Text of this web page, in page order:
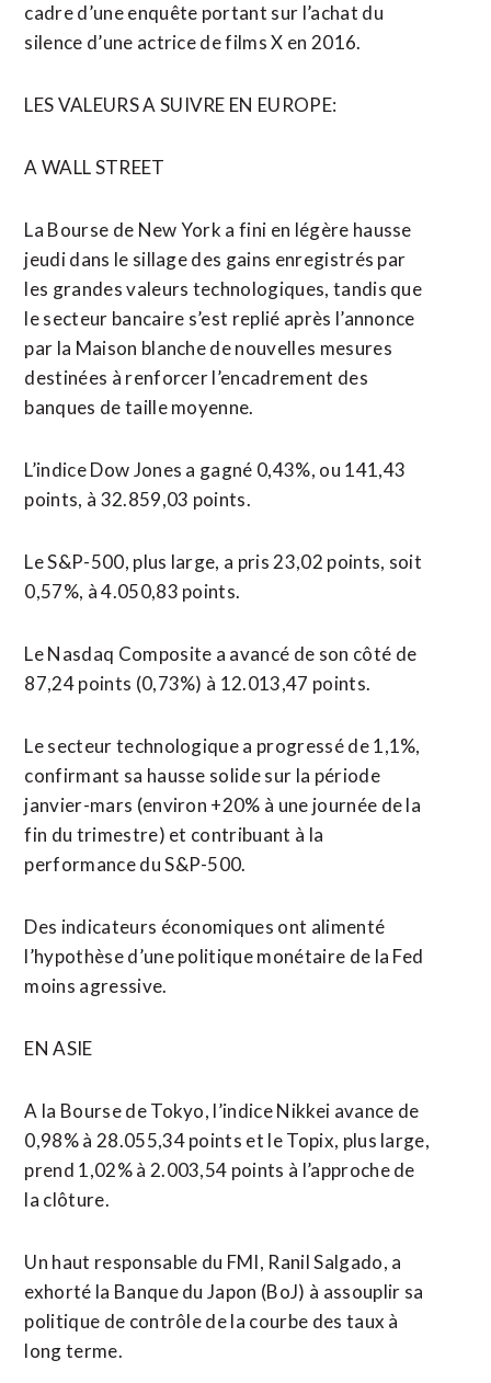
cadre d’une enquête portant sur l’achat du
silence d’une actrice de films X en 2016.
LES VALEURS A SUIVRE EN EUROPE:
A WALL STREET
La Bourse de New York a fini en légère hausse
jeudi dans le sillage des gains enregistrés par
les grandes valeurs technologiques, tandis que
le secteur bancaire s’est replié après l’annonce
par la Maison blanche de nouvelles mesures
destinées à renforcer l’encadrement des
banques de taille moyenne.
L’indice Dow Jones a gagné 0,43%, ou 141,43
points, à 32.859,03 points.
Le S&P-500, plus large, a pris 23,02 points, soit
0,57%, à 4.050,83 points.
Le Nasdaq Composite a avancé de son côté de
87,24 points (0,73%) à 12.013,47 points.
Le secteur technologique a progressé de 1,1%,
confirmant sa hausse solide sur la période
janvier-mars (environ +20% à une journée de la
fin du trimestre) et contribuant à la
performance du S&P-500.
Des indicateurs économiques ont alimenté
l’hypothèse d’une politique monétaire de la Fed
moins agressive.
EN ASIE
A la Bourse de Tokyo, l’indice Nikkei avance de
0,98% à 28.055,34 points et le Topix, plus large,
prend 1,02% à 2.003,54 points à l’approche de
la clôture.
Un haut responsable du FMI, Ranil Salgado, a
exhorté la Banque du Japon (BoJ) à assouplir sa
politique de contrôle de la courbe des taux à
long terme.